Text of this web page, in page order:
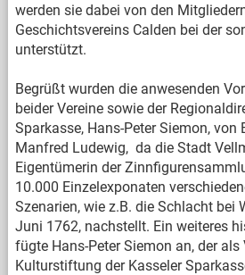
werden sie dabei von den
Geschichtsvereins Calden bei der
unterstützt.
Begrüßt wurden die anwesenden
beider Vereine sowie der
Sparkasse, Hans-Peter Siemon, von
Manfred Ludewig, da die Stadt
Eigentümerin der
10.000 Einzelexponaten
Szenarien, wie z.B. die Schlacht bei
Juni 1762, nachstellt. Ein weiteres
fügte Hans-Peter Siemon an, der als
Kulturstiftung der Kasseler